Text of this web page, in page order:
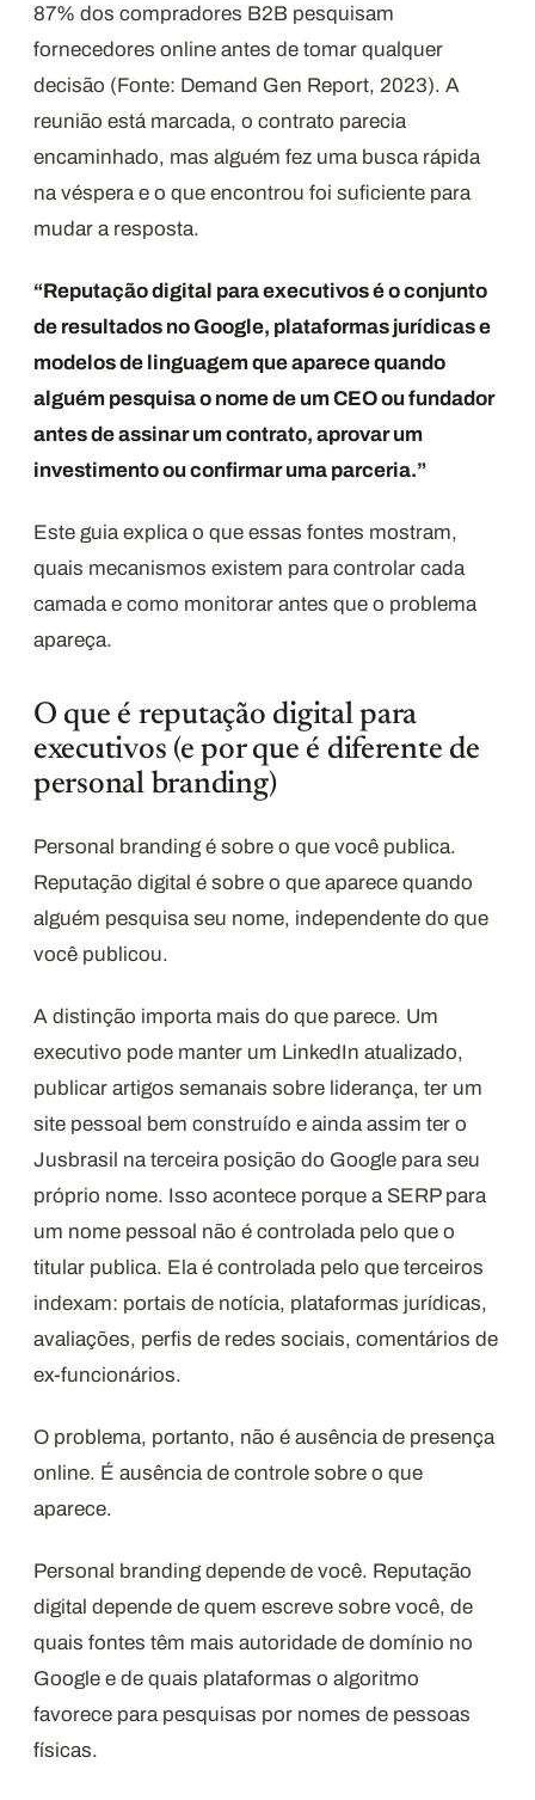
87% dos compradores B2B pesquisam
fornecedores online antes de tomar qualquer
decisão (Fonte: Demand Gen Report, 2023). A
reunião está marcada, o contrato parecia
encaminhado, mas alguém fez uma busca rápida
na véspera e o que encontrou foi suficiente para
mudar a resposta.
“Reputação digital para executivos é o conjunto
de resultados no Google, plataformas jurídicas e
modelos de linguagem que aparece quando
alguém pesquisa o nome de um CEO ou fundador
antes de assinar um contrato, aprovar um
investimento ou confirmar uma parceria.”
Este guia explica o que essas fontes mostram,
quais mecanismos existem para controlar cada
camada e como monitorar antes que o problema
apareça.
O que é reputação digital para
executivos (e por que é diferente de
personal branding)
Personal branding é sobre o que você publica.
Reputação digital é sobre o que aparece quando
alguém pesquisa seu nome, independente do que
você publicou.
A distinção importa mais do que parece. Um
executivo pode manter um LinkedIn atualizado,
publicar artigos semanais sobre liderança, ter um
site pessoal bem construído e ainda assim ter o
Jusbrasil na terceira posição do Google para seu
próprio nome. Isso acontece porque a SERP para
um nome pessoal não é controlada pelo que o
titular publica. Ela é controlada pelo que terceiros
indexam: portais de notícia, plataformas jurídicas,
avaliações, perfis de redes sociais, comentários de
ex-funcionários.
O problema, portanto, não é ausência de presença
online. É ausência de controle sobre o que
aparece.
Personal branding depende de você. Reputação
digital depende de quem escreve sobre você, de
quais fontes têm mais autoridade de domínio no
Google e de quais plataformas o algoritmo
favorece para pesquisas por nomes de pessoas
físicas.